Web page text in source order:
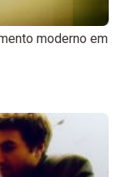
moderno em